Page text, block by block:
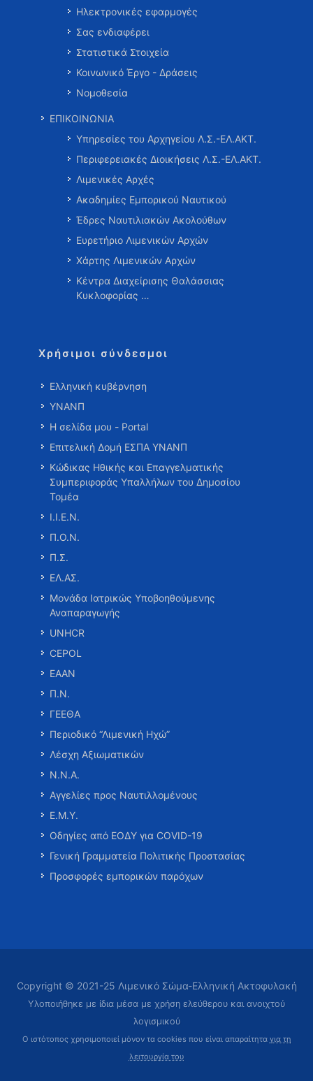
Ηλεκτρονικές εφαρμογές
Σας ενδιαφέρει
Στατιστικά Στοιχεία
Κοινωνικό Έργο - Δράσεις
Νομοθεσία
ΕΠΙΚΟΙΝΩΝΙΑ
Υπηρεσίες του Αρχηγείου Λ.Σ.-ΕΛ.ΑΚΤ.
Περιφερειακές Διοικήσεις Λ.Σ.-ΕΛ.ΑΚΤ.
Λιμενικές Αρχές
Ακαδημίες Εμπορικού Ναυτικού
Έδρες Ναυτιλιακών Ακολούθων
Ευρετήριο Λιμενικών Αρχών
Χάρτης Λιμενικών Αρχών
Κέντρα Διαχείρισης Θαλάσσιας
Κυκλοφορίας …
Χρήσιμοι σύνδεσμοι
Ελληνική κυβέρνηση
ΥΝΑΝΠ
Η σελίδα μου - Portal
Επιτελική Δομή ΕΣΠΑ ΥΝΑΝΠ
Κώδικας Ηθικής και Επαγγελματικής
Συμπεριφοράς Υπαλλήλων του Δημοσίου
Τομέα
Ι.Ι.Ε.Ν.
Π.Ο.Ν.
Π.Σ.
ΕΛ.ΑΣ.
Μονάδα Ιατρικώς Υποβοηθούμενης
Αναπαραγωγής
UNHCR
CEPOL
ΕΑΑΝ
Π.Ν.
ΓΕΕΘΑ
Περιοδικό “Λιμενική Ηχώ”
Λέσχη Αξιωματικών
Ν.Ν.Α.
Αγγελίες προς Ναυτιλλομένους
Ε.Μ.Υ.
Οδηγίες από ΕΟΔΥ για COVID-19
Γενική Γραμματεία Πολιτικής Προστασίας
Προσφορές εμπορικών παρόχων
Copyright © 2021-25 Λιμενικό Σώμα-Ελληνική Ακτοφυλακή
Υλοποιήθηκε με ίδια μέσα με χρήση ελεύθερου και ανοιχτού
λογισμικού
Ο ιστότοπος χρησιμοποιεί μόνον τα cookies που είναι απαραίτητα για τη
λειτουργία του